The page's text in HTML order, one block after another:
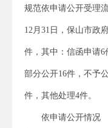
规范依申请公开受理
12月31日，保山市政
件，其中：信函申请6
部分公开16件，不予
件，其他处理4件。
依申请公开情况